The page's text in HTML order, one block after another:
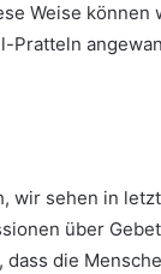
Weise können
Pratteln
wir sehen in
über
dass die